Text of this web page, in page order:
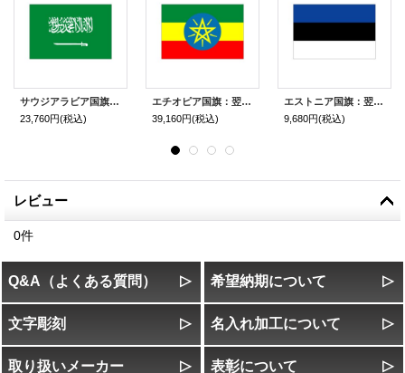
サウジアラビア国旗：翌日発送可、世界の国旗掲揚、壁掛け、タペストリーに外国旗販売
23,760円(税込)
エチオピア国旗：翌日発送可、世界の国旗掲揚、壁掛け、タペストリーに外国旗販売
39,160円(税込)
エストニア国旗：翌日発送可、世界の国旗掲揚、壁掛け、タペストリーに外国旗販売
9,680円(税込)
レビュー
0件
Q&A（よくある質問） 希望納期について
文字彫刻 名入れ加工について
取り扱いメーカー 表彰について